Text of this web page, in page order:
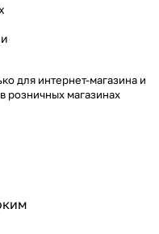
для интернет-магазина и
розничных магазинах